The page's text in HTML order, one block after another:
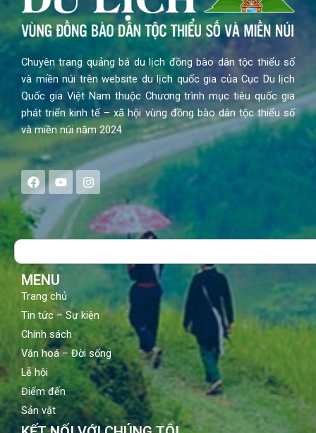
Chuyên trang quảng bá du lịch đồng bào dân tộc thiểu số
và miền núi trên website du lịch quốc gia của Cục Du lịch
Quốc gia Việt Nam thuộc Chương trình mục tiêu quốc gia
phát triển kinh tế – xã hội vùng đồng bào dân tộc thiểu số
và miền núi năm 2024
F
a
e
b
o
Y
o
t
b
I
n
s
a
g
Search
MENU
Trang chủ
Tin tức – Sự kiện
Chính sách
Văn hoá – Đời sống
Lễ hội
Điểm đến
Sản vật